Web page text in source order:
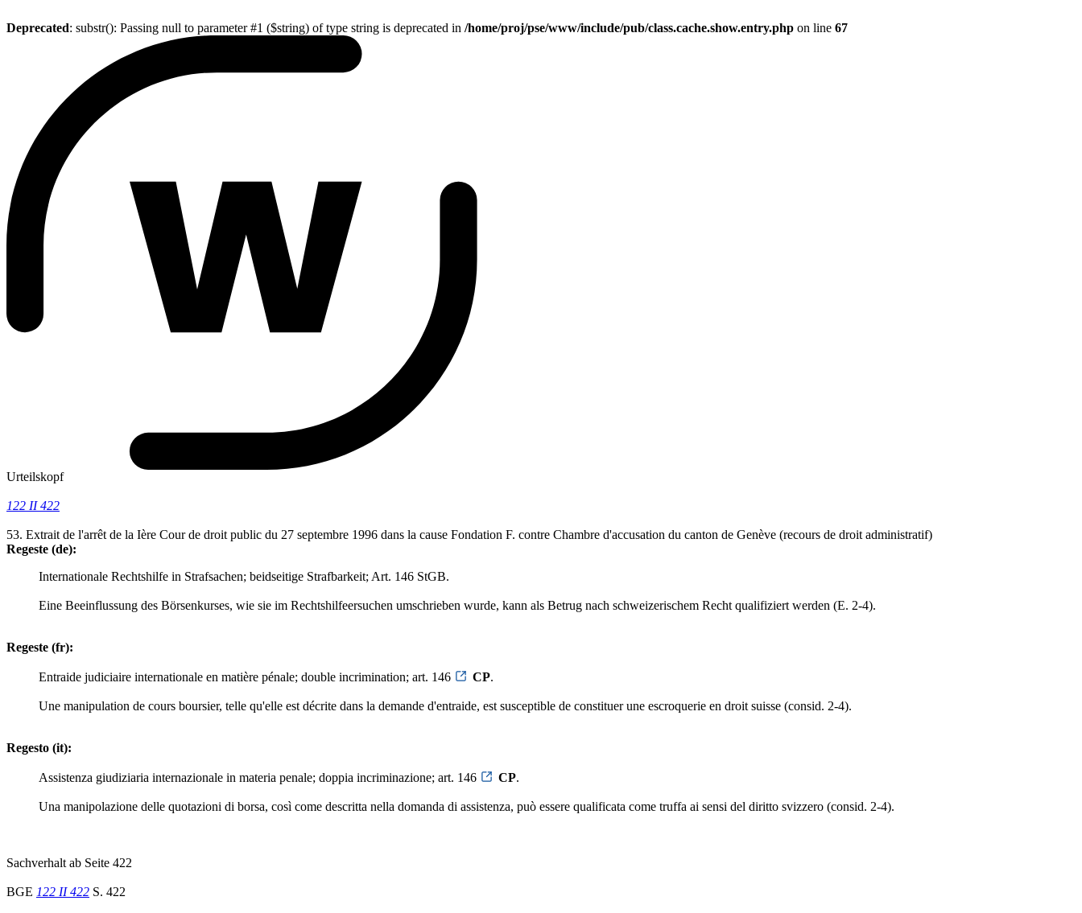
Deprecated: substr(): Passing null to parameter #1 ($string) of type string is deprecated in /home/proj/pse/www/include/pub/class.cache.show.entry.php on line 67
Urteilskopf
122 II 422
53. Extrait de l'arrêt de la Ière Cour de droit public du 27 septembre 1996 dans la cause Fondation F. contre Chambre d'accusation du canton de Genève (recours de droit administratif)
Regeste (de):
Internationale Rechtshilfe in Strafsachen; beidseitige Strafbarkeit; Art. 146 StGB.
Eine Beeinflussung des Börsenkurses, wie sie im Rechtshilfeersuchen umschrieben wurde, kann als Betrug nach schweizerischem Recht qualifiziert werden (E. 2-4).
Regeste (fr):
Entraide judiciaire internationale en matière pénale; double incrimination; art. 146 CP.
Une manipulation de cours boursier, telle qu'elle est décrite dans la demande d'entraide, est susceptible de constituer une escroquerie en droit suisse (consid. 2-4).
Regesto (it):
Assistenza giudiziaria internazionale in materia penale; doppia incriminazione; art. 146 CP.
Una manipolazione delle quotazioni di borsa, così come descritta nella domanda di assistenza, può essere qualificata come truffa ai sensi del diritto svizzero (consid. 2-4).
Sachverhalt ab Seite 422
BGE 122 II 422 S. 422